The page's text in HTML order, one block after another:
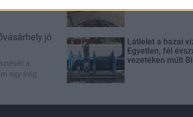
jó
a
egy évig
Látlelet a hazai
Egyetlen, fél
vezetéken múlt